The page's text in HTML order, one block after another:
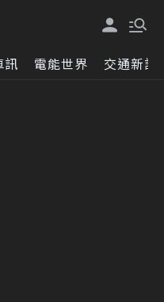
訊 電能世界 交通新訊